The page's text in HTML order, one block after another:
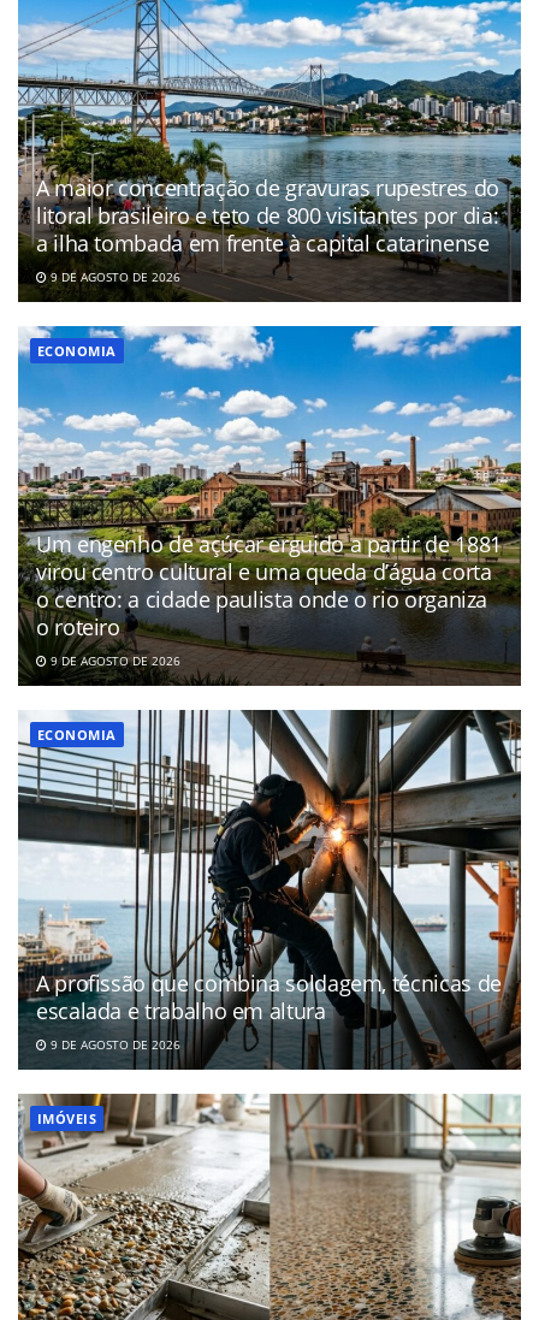
A maior concentração de gravuras rupestres do
litoral brasileiro e teto de 800 visitantes por dia:
a ilha tombada em frente à capital catarinense
9 DE AGOSTO DE 2026
ECONOMIA
Um engenho de açúcar erguido a partir de 1881
virou centro cultural e uma queda d’água corta
o centro: a cidade paulista onde o rio organiza
o roteiro
9 DE AGOSTO DE 2026
ECONOMIA
A profissão que combina soldagem, técnicas de
escalada e trabalho em altura
9 DE AGOSTO DE 2026
IMÓVEIS